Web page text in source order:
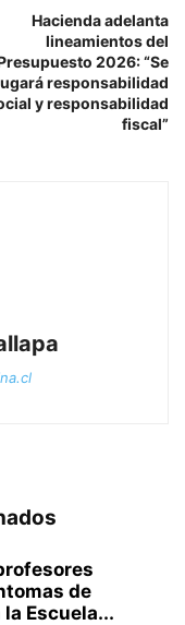
Hacienda adelanta
lineamientos del
2026: “Se
responsabilidad
y responsabilidad
fiscal”
de
Escuela...